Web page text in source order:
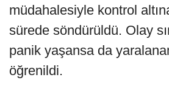
müdahalesiyle kontrol
sürede söndürüldü. Olay
panik yaşansa da
öğrenildi.